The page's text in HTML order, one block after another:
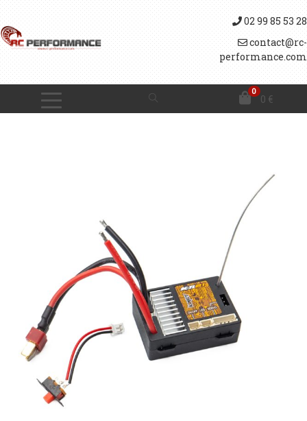
02 99 85 53 28
contact@rc-
performance.com
0
0 €